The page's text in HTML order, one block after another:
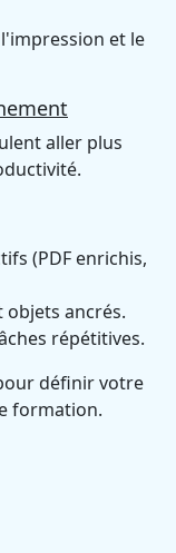
et le
aller plus
(PDF enrichis,
objets ancrés.
répétitives.
définir votre
formation.